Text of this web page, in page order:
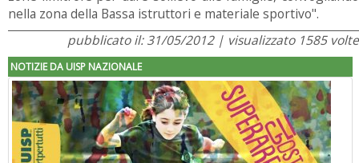
nella zona della Bassa istruttori e materiale sportivo".
pubblicato il: 31/05/2012 | visualizzato 1585 volte
NOTIZIE DA UISP NAZIONALE